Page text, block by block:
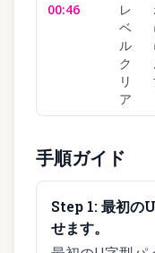
00:46
レ
ベ
ル
ク
リ
ア
手順ガイド
Step 1:最初の
せます。